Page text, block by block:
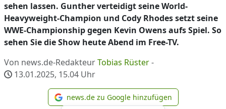
sehen lassen. Gunther verteidigt seine World-
Heavyweight-Champion und Cody Rhodes setzt seine
WWE-Championship gegen Kevin Owens aufs Spiel. So
sehen Sie die Show heute Abend im Free-TV.
Von news.de-RedakteurTobias Rüster-
13.01.2025, 15.04 Uhr
news.de zu Google
news.de zu Google hinzufügen